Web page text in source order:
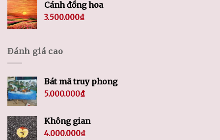
Cánh đồng hoa
3.500.000₫
Đánh giá cao
Bát mã truy phong
5.000.000₫
Không gian
4.000.000₫